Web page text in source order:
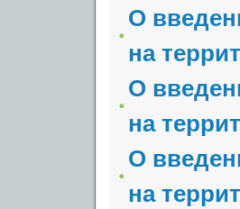
О
на
О
на
О
на